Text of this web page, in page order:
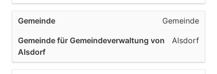
Gemeinde
Alsdorf